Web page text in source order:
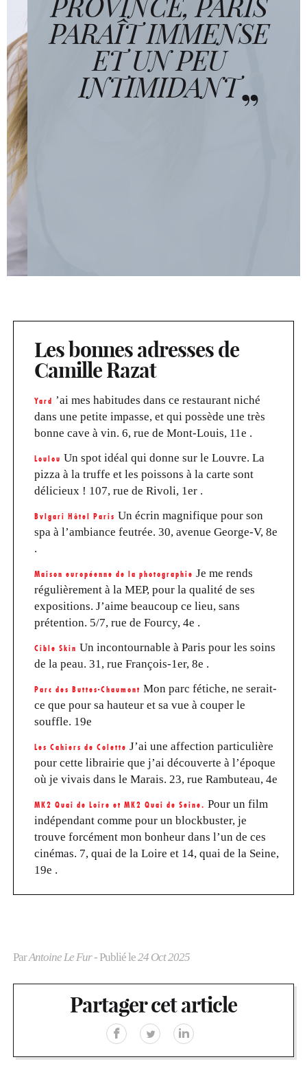
PARAÎT IMMENSE
ET UN PEU
INTIMIDANT
Les bonnes adresses de
Camille Razat
Yard ’ai mes habitudes dans ce restaurant niché
dans une petite impasse, et qui possède une très
bonne cave à vin. 6, rue de Mont-Louis, 11e .
Loulou Un spot idéal qui donne sur le Louvre. La
pizza à la truffe et les poissons à la carte sont
délicieux ! 107, rue de Rivoli, 1er .
Bvlgari Hôtel Paris Un écrin magnifique pour son
spa à l’ambiance feutrée. 30, avenue George-V, 8e
.
Maison européenne de la photographie Je me rends
régulièrement à la MEP, pour la qualité de ses
expositions. J’aime beaucoup ce lieu, sans
prétention. 5/7, rue de Fourcy, 4e .
Cible Skin Un incontournable à Paris pour les soins
de la peau. 31, rue François-1er, 8e .
Parc des Buttes-Chaumont Mon parc fétiche, ne serait-
ce que pour sa hauteur et sa vue à couper le
souffle. 19e
Les Cahiers de Colette J’ai une affection particulière
pour cette librairie que j’ai découverte à l’époque
où je vivais dans le Marais. 23, rue Rambuteau, 4e
MK2 Quai de Loire et MK2 Quai de Seine. Pour un film
indépendant comme pour un blockbuster, je
trouve forcément mon bonheur dans l’un de ces
cinémas. 7, quai de la Loire et 14, quai de la Seine,
19e .
ParAntoine Le Fur- Publié le24 Oct 2025
Partager cet article